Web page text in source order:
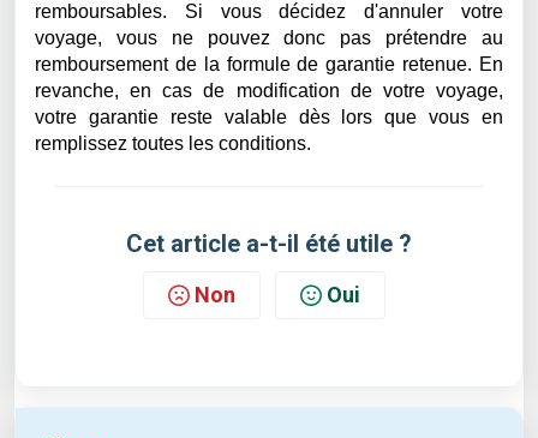
remboursables. Si vous décidez d'annuler votre
voyage, vous ne pouvez donc pas prétendre au
remboursement de la formule de garantie retenue. En
revanche, en cas de modification de votre voyage,
votre garantie reste valable dès lors que vous en
remplissez toutes les conditions.
Cet article a-t-il été utile ?
Non Oui